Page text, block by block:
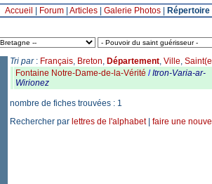
Accueil Forum| Articles| Galerie Photos|
Tri par: Français, Breton, Département, Ville,
Fontaine Notre-Dame-de-la-Vérité /Itron-Varia-ar-
Wirionez
nombre de fiches trouvées : 1
Rechercher par lettres de l'alphabet| faire une